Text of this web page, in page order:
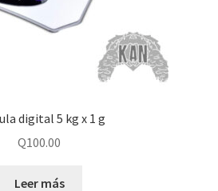
digital 5 kg x 1 g
Q100.00
Leer más